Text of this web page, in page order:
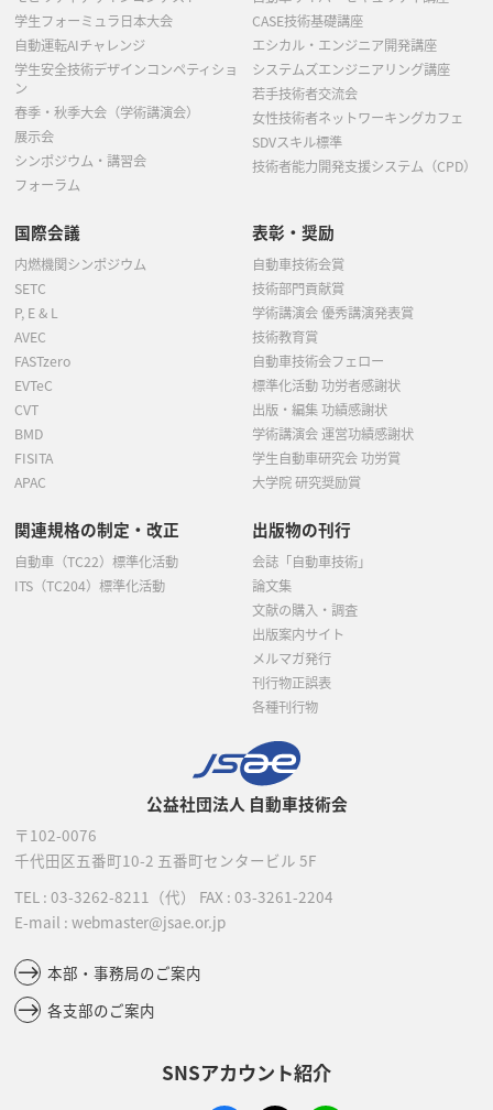
公益社団法人 自動車技術会
〒102-0076
千代田区五番町10-2 五番町センタービル 5F
TEL : 03-3262-8211 （代） FAX : 03-3261-2204
E-mail : webmaster@jsae.or.jp
本部・事務局のご案内
各支部のご案内
SNSアカウント紹介
学生フォーミュラ日本大会
自動運転AIチャレンジ
学生安全技術デザインコンペティショ
ン
春季・秋季大会（学術講演会）
展示会
シンポジウム・講習会
フォーラム
CASE技術基礎講座
エシカル・エンジニア開発講座
システムズエンジニアリング講座
若手技術者交流会
女性技術者ネットワーキングカフェ
SDVスキル標準
技術者能力開発支援システム（CPD）
国際会議
内燃機関シンポジウム
SETC
P, E & L
AVEC
FASTzero
EVTeC
CVT
BMD
FISITA
APAC
表彰・奨励
自動車技術会賞
技術部門貢献賞
学術講演会 優秀講演発表賞
技術教育賞
自動車技術会フェロー
標準化活動 功労者感謝状
出版・編集 功績感謝状
学術講演会 運営功績感謝状
学生自動車研究会 功労賞
大学院 研究奨励賞
関連規格の制定・改正
自動車（TC22）標準化活動
ITS（TC204）標準化活動
出版物の刊行
会誌「自動車技術」
論文集
文献の購入・調査
出版案内サイト
メルマガ発行
刊行物正誤表
各種刊行物